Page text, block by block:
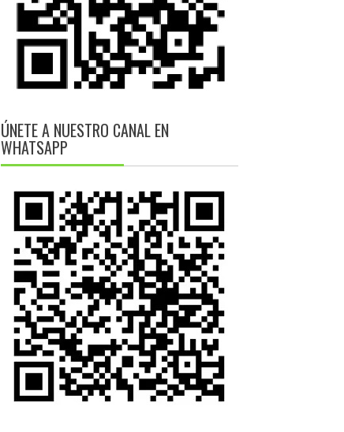
ÚNETE A NUESTRO CANAL EN
WHATSAPP